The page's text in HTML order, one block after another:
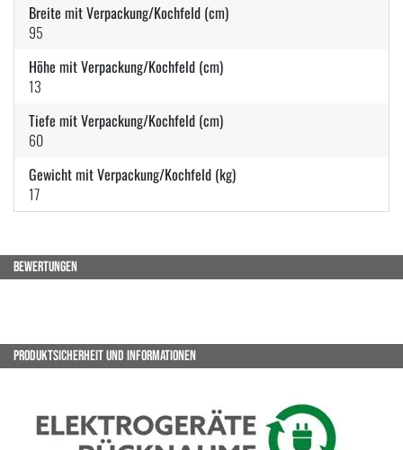
Breite mit Verpackung/Kochfeld (cm)
95
Höhe mit Verpackung/Kochfeld (cm)
13
Tiefe mit Verpackung/Kochfeld (cm)
60
Gewicht mit Verpackung/Kochfeld (kg)
17
BEWERTUNGEN
PRODUKTSICHERHEIT UND INFORMATIONEN